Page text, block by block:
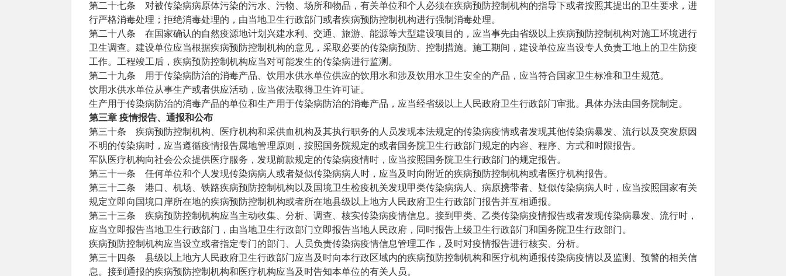
第二十七条 对被传染病病原体污染的污水、污物、场所和物品，有关单位和个人必须在疾病预防控制机构的指导下或者按照其提出的卫生要求，进
行严格消毒处理；拒绝消毒处理的，由当地卫生行政部门或者疾病预防控制机构进行强制消毒处理。
第二十八条 在国家确认的自然疫源地计划兴建水利、交通、旅游、能源等大型建设项目的，应当事先由省级以上疾病预防控制机构对施工环境进行
卫生调查。建设单位应当根据疾病预防控制机构的意见，采取必要的传染病预防、控制措施。施工期间，建设单位应当设专人负责工地上的卫生防疫
工作。工程竣工后，疾病预防控制机构应当对可能发生的传染病进行监测。
第二十九条 用于传染病防治的消毒产品、饮用水供水单位供应的饮用水和涉及饮用水卫生安全的产品，应当符合国家卫生标准和卫生规范。
饮用水供水单位从事生产或者供应活动，应当依法取得卫生许可证。
生产用于传染病防治的消毒产品的单位和生产用于传染病防治的消毒产品，应当经省级以上人民政府卫生行政部门审批。具体办法由国务院制定。
第三章 疫情报告、通报和公布
第三十条 疾病预防控制机构、医疗机构和采供血机构及其执行职务的人员发现本法规定的传染病疫情或者发现其他传染病暴发、流行以及突发原因
不明的传染病时，应当遵循疫情报告属地管理原则，按照国务院规定的或者国务院卫生行政部门规定的内容、程序、方式和时限报告。
军队医疗机构向社会公众提供医疗服务，发现前款规定的传染病疫情时，应当按照国务院卫生行政部门的规定报告。
第三十一条 任何单位和个人发现传染病病人或者疑似传染病病人时，应当及时向附近的疾病预防控制机构或者医疗机构报告。
第三十二条 港口、机场、铁路疾病预防控制机构以及国境卫生检疫机关发现甲类传染病病人、病原携带者、疑似传染病病人时，应当按照国家有关
规定立即向国境口岸所在地的疾病预防控制机构或者所在地县级以上地方人民政府卫生行政部门报告并互相通报。
第三十三条 疾病预防控制机构应当主动收集、分析、调查、核实传染病疫情信息。接到甲类、乙类传染病疫情报告或者发现传染病暴发、流行时，
应当立即报告当地卫生行政部门，由当地卫生行政部门立即报告当地人民政府，同时报告上级卫生行政部门和国务院卫生行政部门。
疾病预防控制机构应当设立或者指定专门的部门、人员负责传染病疫情信息管理工作，及时对疫情报告进行核实、分析。
第三十四条 县级以上地方人民政府卫生行政部门应当及时向本行政区域内的疾病预防控制机构和医疗机构通报传染病疫情以及监测、预警的相关信
息。接到通报的疾病预防控制机构和医疗机构应当及时告知本单位的有关人员。